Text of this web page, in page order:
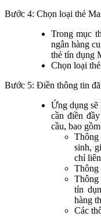
Bước 4: Chọn loại thẻ
Trong mục
ngân hàng
thẻ tín dụng
Chọn loại
Bước 5: Điền thông tin
Ứng dụng
cần điền
cầu, bao
sinh,
chỉ
Thông
tín
hàng
Các